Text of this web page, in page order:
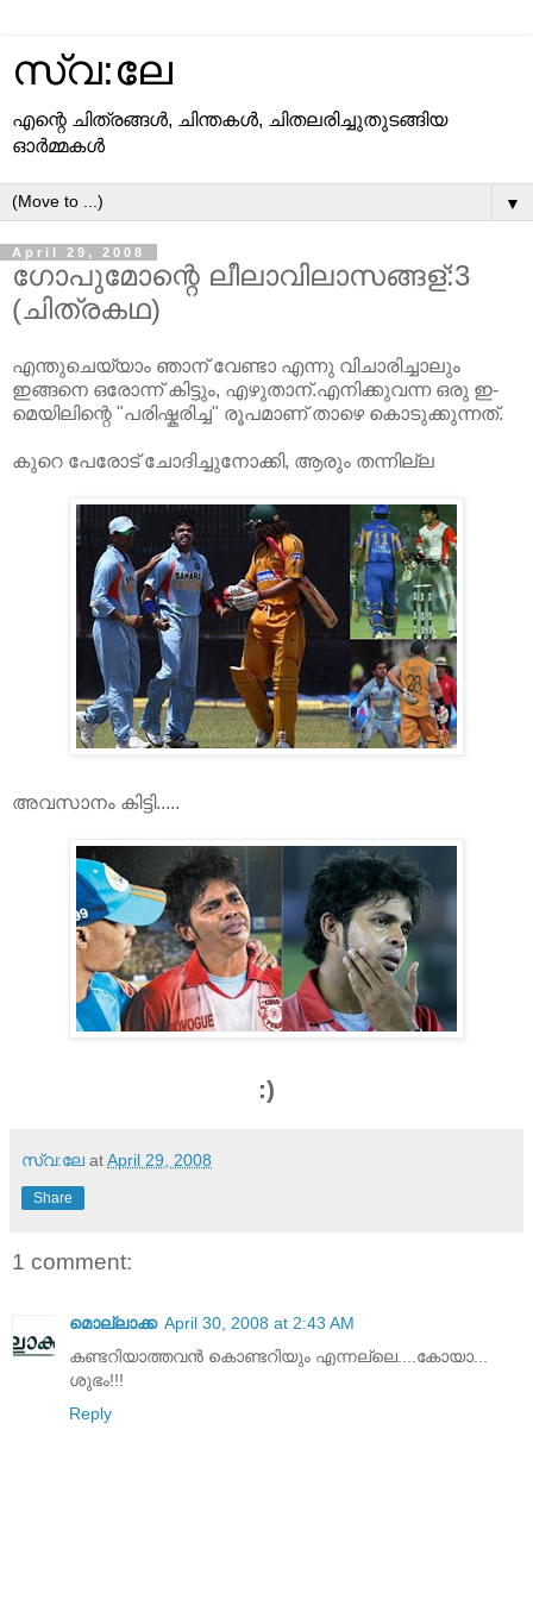
സ്വ:ലേ
എന്റെ ചിത്രങ്ങള്‍, ചിന്തകള്‍, ചിതലരിച്ചുതുടങ്ങിയ
ഓര്‍മ്മകള്‍
▼
April 29, 2008
ഗോപുമോന്റെ ലീലാവിലാസങ്ങള്:3
(ചിത്രകഥ)
എന്തുചെയ്യാം ഞാന് വേണ്ടാ എന്നു വിചാരിച്ചാലും
ഇങ്ങനെ ഒരോന്ന് കിട്ടും, എഴുതാന്.എനിക്കുവന്ന ഒരു ഇ-
മെയിലിന്റെ "പരിഷ്കരിച്ച" രൂപമാണ് താഴെ കൊടുക്കുന്നത്.
കുറെ പേരോട് ചോദിച്ചുനോക്കി, ആരും തന്നില്ല
അവസാനം കിട്ടി.....
:)
സ്വ:ലേ atApril 29, 2008
Share
1 comment:
മൊല്ലാക്ക April 30, 2008 at 2:43 AM
കണ്ടറിയാത്തവന്‍ കൊണ്ടറിയും എന്നല്ലെ....കോയാ...
ശുഭം!!!
Reply